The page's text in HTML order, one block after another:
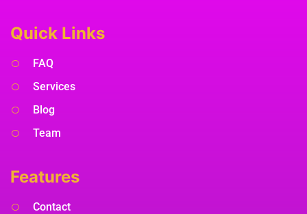
Quick Links
FAQ
Services
Blog
Team
Features
Contact